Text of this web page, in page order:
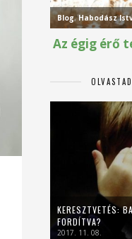
KERESZTVETÉS:
FORDÍTVA?
2017. 11. 08.